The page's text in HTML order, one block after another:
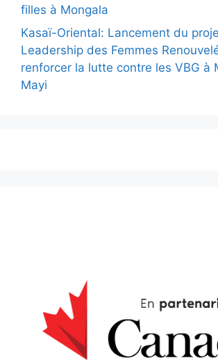
filles à Mongala
Kasaï-Oriental: Lancement du
Leadership des Femmes
renforcer la lutte contre les VBG à
Mayi